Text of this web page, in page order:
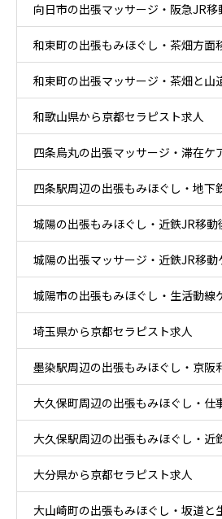
向日市の出張マッサージ・阪急JR移
和束町の出張もみほぐし・茶畑方面
和束町の出張マッサージ・茶畑と山
和歌山県から京都セラピスト求人
四条烏丸の出張マッサージ・滞在ケ
四条駅周辺の出張もみほぐし・地下
ア
城陽の出張もみほぐし・近鉄JR移動
城陽の出張マッサージ・近鉄JR移動
城陽市の出張もみほぐし・生活動線
埼玉県から京都セラピスト求人
墨染駅周辺の出張もみほぐし・京阪
大久保町周辺の出張もみほぐし・仕
大久保駅周辺の出張もみほぐし・近
大分県から京都セラピスト求人
大山崎町の出張もみほぐし・坂道と